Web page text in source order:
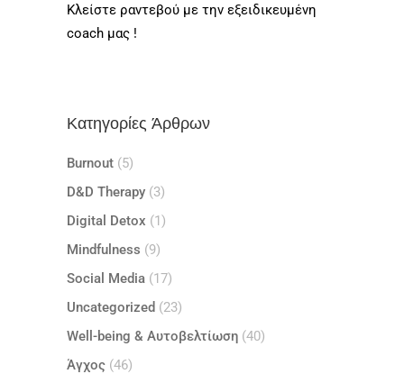
Κλείστε ραντεβού με την εξειδικευμένη
coach μας !
Κατηγορίες Άρθρων
Burnout (5)
D&D Therapy (3)
Digital Detox (1)
Mindfulness (9)
Social Media (17)
Uncategorized (23)
Well-being & Αυτοβελτίωση (40)
Άγχος (46)